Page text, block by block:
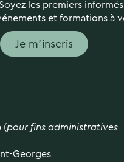
(pour fins administratives
Georges
les premiers
et formations à
Je m'inscris